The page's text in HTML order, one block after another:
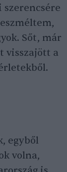
szerencsére
Sőt, már
visszajött a
egyből
volna,